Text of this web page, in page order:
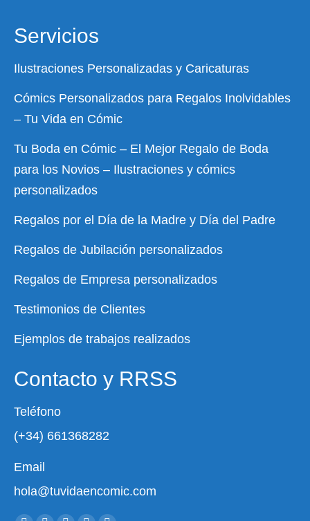
Servicios
Ilustraciones Personalizadas y Caricaturas
Cómics Personalizados para Regalos Inolvidables
– Tu Vida en Cómic
Tu Boda en Cómic – El Mejor Regalo de Boda
para los Novios – Ilustraciones y cómics
personalizados
Regalos por el Día de la Madre y Día del Padre
Regalos de Jubilación personalizados
Regalos de Empresa personalizados
Testimonios de Clientes
Ejemplos de trabajos realizados
Contacto y RRSS
Teléfono
(+34) 661368282
Email
hola@tuvidaencomic.com